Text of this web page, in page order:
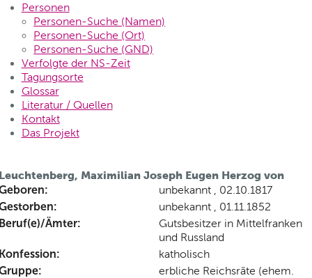
Personen
Personen-Suche (Namen)
Personen-Suche (Ort)
Personen-Suche (GND)
Verfolgte der NS-Zeit
Tagungsorte
Glossar
Literatur / Quellen
Kontakt
Das Projekt
Maximilian Joseph Eugen Herzog von
unbekannt , 02.10.1817
unbekannt , 01.11.1852
Ämter:
Gutsbesitzer in Mittelfranken
und Russland
katholisch
erbliche Reichsräte (ehem.